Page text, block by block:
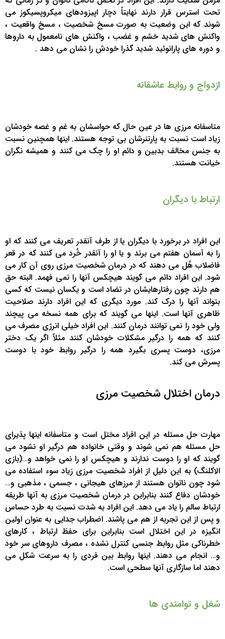
تحت استرس قرار دارند نهایتاً دچار اپیزودهای میکروپسیکوز می
شوند که این وضعیت به صورت مسخ شخصیت ، مسخ واقعیت ،
واکنش های شدید خشم و غضب ، واکنش های نامعمول به داروها
و دوره های پارانوئید شدید گذرا خودش را نشان می دهد .
ازدواج و روابط عاشقانه
متاسفانه مرزی ها در عین حال که حواسشان به غم و غصه خودشان
زیاد است نسبت به پارتنرشان بی توجه هستند. اینها همچنین نسبت
به جنس مخالف بدبین و دائم او را چک می کنند و همیشه نگران
خیانت هستند.
ارتباط با دیگران
این افراد در برخورد با دیگران یا از طرف آنقدر تعریف می کنند که او
را به آسمان هفتم می برند و یا او را آنقدر خُرد می کنند که در قعر
فاضلاب هُل می دهند که در درمان شخصیت مرزی روی آن کار می
شود. این افراد دائم می گویند هیچکس آنها را نمی فهمد. البته حق
هم دارند چون رفتارهایشان در تضاد است و یکسان نیست که کسی
بتواند آنها را درک کند. مورد دیگری که این افراد دارند صلاحیت
ظاهری آنها است. اینها می گویند که برای همه نسخه می پیچند
ولی خود را نمی توانند درمان کنند. این افراد خیلی انرژی مصرف می
کنند که همه را درگیر مشکلات خودشان کنند مثلاً اگر یک دختر
مرزی، دوست پسری بگیرد همه را درگیر روابط خود با دوست
پسرش می کند.
درمان اختلال شخصیت مرزی
مهارت حل مسئله در این افراد مختل است و متاسفانه اینها پذیرای
حل مسئله هم نمی شوند و وقتی خانواده هم درگیر او نشود می
گویند که او را دوست ندارند و هیچکس او را نمی خواهد و…(بازی
الاکلنگ) به این دلیل از افراد شخصیت مرزی زیاد سوء استفاده می
شود چون ناتوان هستند از مرزهای هیجانی ، جسمی ، مذهبی و…
خودشان دفاع کنند بنابراین در درمان شخصیت مرزی به آنها طریقه
ارتباط سالم را یاد می دهد. این افراد به شدت نسبت به طرد حساس
و پس از این تجربه از هم می پاشند. اضطراب جدایی به عنوان اولین
انگیزه در این اختلال است بنابراین برای حفظ ارتباط ، کارهای
خطرناکی مثل روابط جنسی کنترل نشده ، مصرف داروهای سر خود
و… انجام می دهند. اینها روابط بین فردی را به سرعت شکل می
دهند اما سازگاری آنها سطحی است.
شغل و توامندی ها